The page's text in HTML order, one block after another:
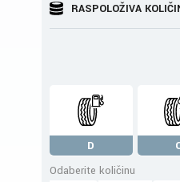
RASPOLOŽIVA
D
Odaberite količinu